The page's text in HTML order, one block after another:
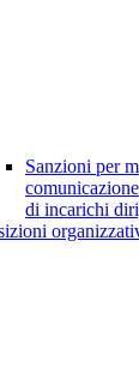
Sanzioni per
di incarichi